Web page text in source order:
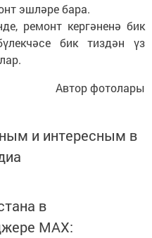
эшләре бара.
ремонт кергәненә бик
бик тиздән үз
Автор фотолары
и интересным в
в
MАХ: